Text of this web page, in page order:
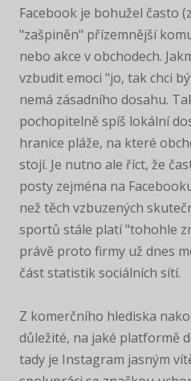
Facebook je bohužel často
"zašpiněn" přízemnější
nebo akce v obchodech.
vzbudit emoci "jo, tak chci
nemá zásadního dosahu.
pochopitelně spíš lokální
hranice pláže, na které
stojí. Je nutno ale říct, že
posty zejména na
než těch vzbuzených
sportů stále platí "tohohle
právě proto firmy už dnes
část statistik sociálních sítí.
Z komerčního hlediska
důležité, na jaké platformě
tady je Instagram jasným